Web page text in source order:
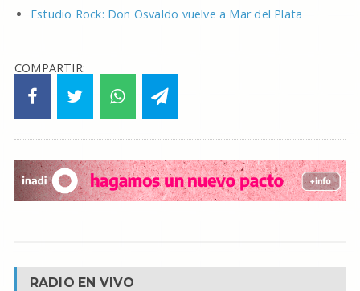
Estudio Rock: Don Osvaldo vuelve a Mar del Plata
COMPARTIR:
RADIO EN VIVO